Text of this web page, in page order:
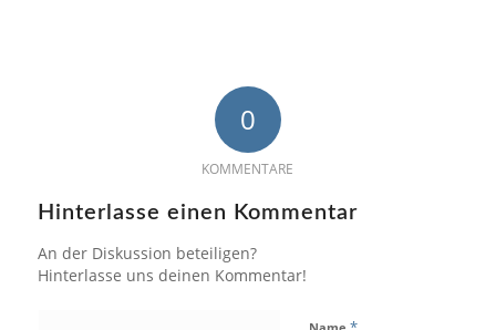
0
KOMMENTARE
Hinterlasse einen Kommentar
An der Diskussion beteiligen?
Hinterlasse uns deinen Kommentar!